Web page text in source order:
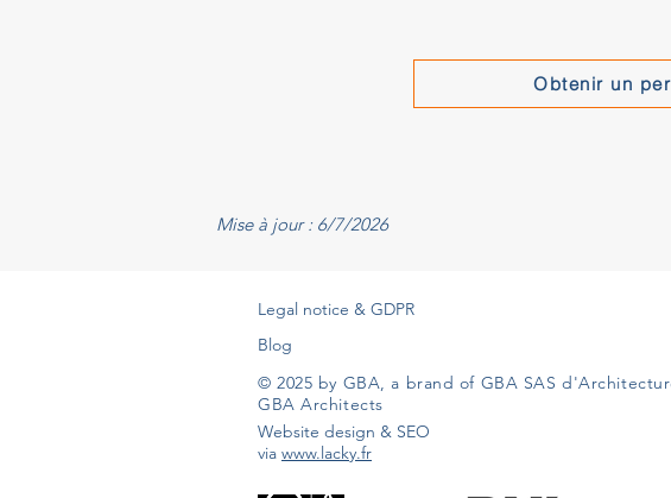
Obtenir un
Mise à jour : 6/7/2026
Legal notice & GDPR
Blog
© 2025 by GBA, a brand of GBA SAS
GBA Architects
Website design & SEO
via www.lacky.fr